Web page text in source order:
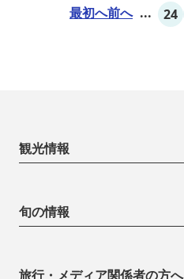
最初へ前へ ... 24
観光情報
旬の情報
旅行・メディア関係者の方へ